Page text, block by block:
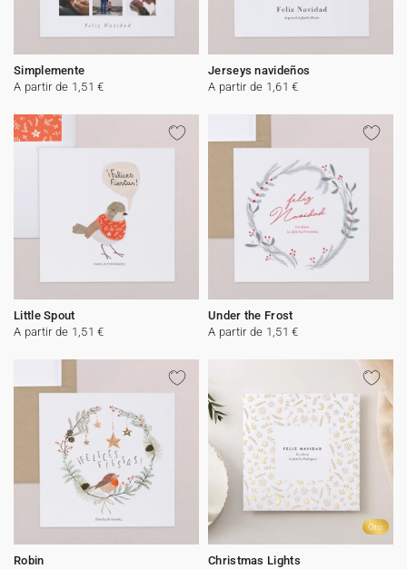
Simplemente
A partir de 1,51 €
Jerseys navideños
A partir de 1,61 €
Little Spout
A partir de 1,51 €
Under the Frost
A partir de 1,51 €
Robin
Oro
Christmas Lights